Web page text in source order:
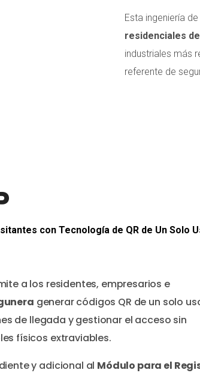
Esta ingeniería
residenciales
industriales más
referente de
con Tecnología de QR de Un Solo
a los residentes, empresarios e
generar códigos QR de un solo
de llegada y gestionar el acceso sin
físicos extraviables.
y adicional al Módulo para el